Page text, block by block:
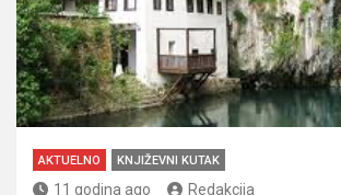
AKTUELNO KNJIŽEVNI KUTAK
11 godina ago Redakcija